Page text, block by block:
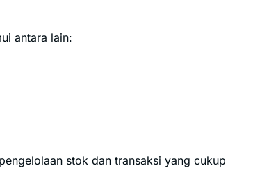
antara lain:
stok dan transaksi yang cukup